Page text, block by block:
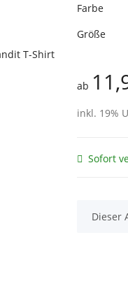
Farbe
Größe
ab
inkl. 19%
Sofort
x
Dieser